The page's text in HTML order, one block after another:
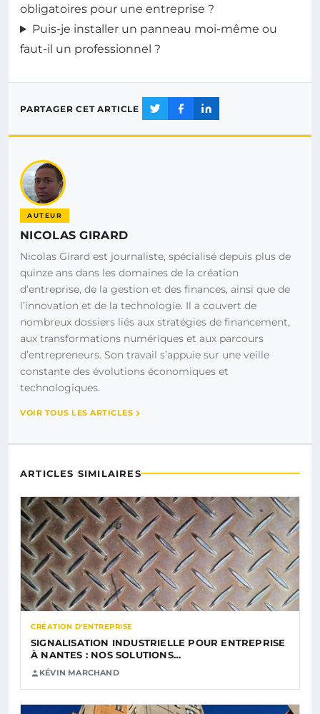
obligatoires pour une entreprise ?
Puis-je installer un panneau moi-même ou
faut-il un professionnel ?
PARTAGER CET ARTICLE
AUTEUR
NICOLAS GIRARD
Nicolas Girard est journaliste, spécialisé depuis plus de
quinze ans dans les domaines de la création
d’entreprise, de la gestion et des finances, ainsi que de
l’innovation et de la technologie. Il a couvert de
nombreux dossiers liés aux stratégies de financement,
aux transformations numériques et aux parcours
d’entrepreneurs. Son travail s’appuie sur une veille
constante des évolutions économiques et
technologiques.
VOIR TOUS LES ARTICLES
ARTICLES SIMILAIRES
CRÉATION D'ENTREPRISE
SIGNALISATION INDUSTRIELLE POUR ENTREPRISE
À NANTES : NOS SOLUTIONS…
KÉVIN MARCHAND